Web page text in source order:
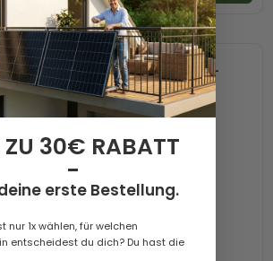
17 kWp Trina Huawei PV-
erweiterbar
ZU 30€ RABATT
-
erste Bestellung.
nur 1x wählen, für welchen
entscheidest du dich? Du hast die